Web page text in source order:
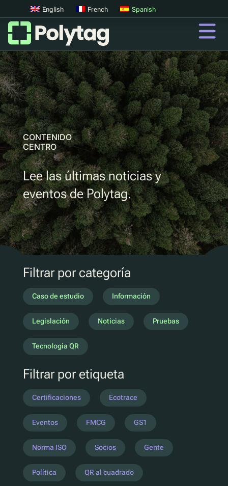
Códigos QR
Códigos QR avanzados
Etiquetas UV
Clasificación UV
QR
Pasaportes digitales de productos
Sistemas digitales de devolución de depósitos
Autenticación de productos
Marketing D2C
QR Reutilizar y rellenar
Ecotrace
Datos EPR
Clasificación mejorada
Pellenc ST
Citeo
Ocado
Co-Op
Aldi
One Water
Entender la próxima legislación
English French Spanish
CONTENIDO
CENTRO
Lee las últimas noticias y
eventos de Polytag.
Filtrar por categoría
Caso de estudio Información
Legislación Noticias Pruebas
Tecnología QR
Filtrar por etiqueta
Certificaciones Ecotrace
Eventos FMCG GS1
Norma ISO Socios Gente
Política QR al cuadrado